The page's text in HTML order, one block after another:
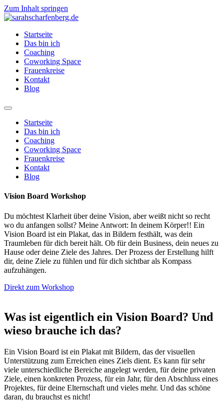
Zum Inhalt springen
Startseite
Das bin ich
Coaching
Coworking Space
Frauenkreise
Kontakt
Blog
Startseite
Das bin ich
Coaching
Coworking Space
Frauenkreise
Kontakt
Blog
Vision Board Workshop
Du möchtest Klarheit über deine Vision, aber weißt nicht so recht
wo du anfangen sollst? Meine Antwort: In deinem Körper!! Ein
Vision Board ist ein Plakat, das in Bildern festhält, was dein
Traumleben für dich bereit hält. Ob für dein Business, dein neues zu
Hause oder deine Ziele des Jahres. Der Prozess der Erstellung hilft
dir, deine Ziele zu fühlen und für dich sichtbar als Kompass
aufzuhängen.
Direkt zum Workshop
Was ist eigentlich ein Vision Board? Und
wieso brauche ich das?
Ein Vision Board ist ein Plakat mit Bildern, das der visuellen
Unterstützung zum Erreichen eines Ziels dient. Es kann für sehr
viele unterschiedliche Bereiche angelegt werden, für deine privaten
Ziele, einen konkreten Prozess, für ein Jahr, für den Abschluss eines
Projektes, für deine Elternschaft und vieles mehr. Und das schöne
daran, du brauchst es nicht!